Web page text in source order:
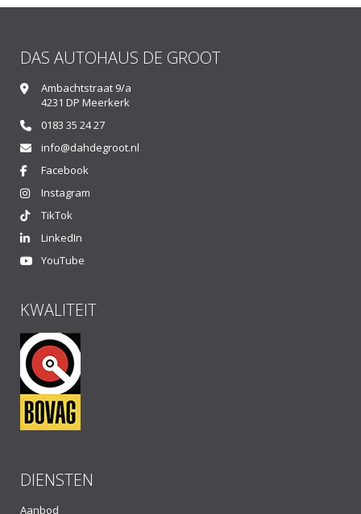
DAS AUTOHAUS DE GROOT
Ambachtstraat 9/a
4231 DP Meerkerk
0183 35 24 27
info@dahdegroot.nl
Facebook
Instagram
TikTok
LinkedIn
YouTube
KWALITEIT
DIENSTEN
Aanbod